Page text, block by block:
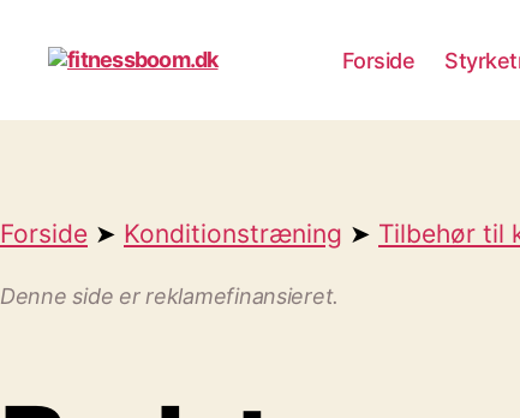
Forside
Forside ➤ Konditionstræning ➤ Tilbehør til
Denne side er reklamefinansieret.